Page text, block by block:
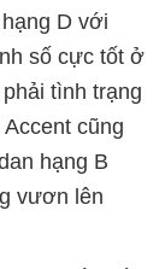
D với
số cực tốt ở
tình trạng
cũng
hạng B
vươn lên